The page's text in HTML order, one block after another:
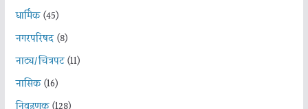
धार्मिक(45)
नगरपरिषद(8)
नाट्य/चित्रपट(11)
नासिक(16)